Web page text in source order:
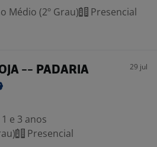
Médio (2º Grau)
Presencial
-- PADARIA 29 jul
e 3 anos
Presencial